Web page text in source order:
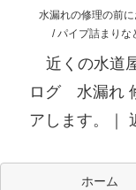
水漏れの修理の前
/ パイプ詰まり
近くの水道
ログ 水漏れ
アします。｜
ホーム